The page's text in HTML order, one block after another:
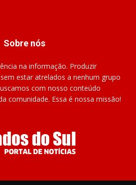
Sobre nós
na informação. Produzir
estar atrelados a nenhum grupo
com nosso conteúdo
comunidade. Essa é nossa missão!